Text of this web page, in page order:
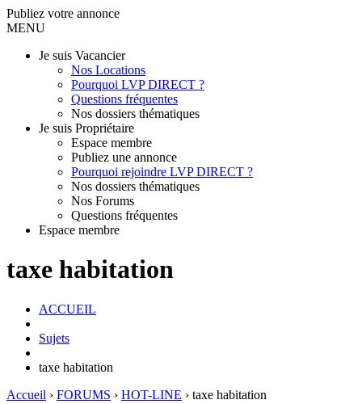
Publiez votre annonce
MENU
Je suis Vacancier
Nos Locations
Pourquoi LVP DIRECT ?
Questions fréquentes
Nos dossiers thématiques
Je suis Propriétaire
Espace membre
Publiez une annonce
Pourquoi rejoindre LVP DIRECT ?
Nos dossiers thématiques
Nos Forums
Questions fréquentes
Espace membre
taxe habitation
ACCUEIL
Sujets
taxe habitation
Accueil › FORUMS › HOT-LINE › taxe habitation